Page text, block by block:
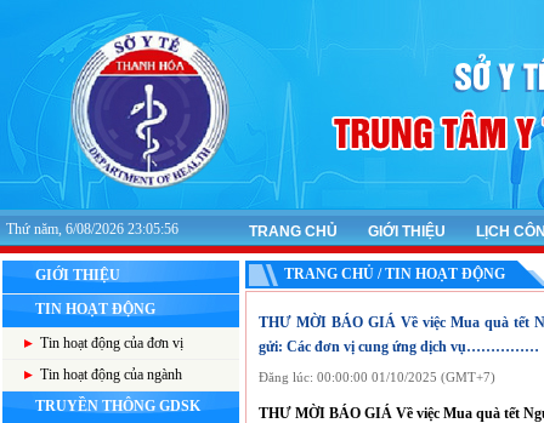
Thứ năm, 6/08/2026 23:05:56 TRANG CHỦ GIỚI THIỆU LỊCH
GIỚI THIỆU
TIN HOẠT ĐỘNG
Tin hoạt động của đơn vị
Tin hoạt động của ngành
TRUYỀN THÔNG GDSK
TRANG CHỦ / TIN HOẠT ĐỘNG
THƯ MỜI BÁO GIÁ Về việc Mua quà tết
gửi: Các đơn vị cung ứng dịch vụ……………
Đăng lúc: 00:00:00 01/10/2025 (GMT+7)
THƯ MỜI BÁO GIÁ Về việc Mua quà tết